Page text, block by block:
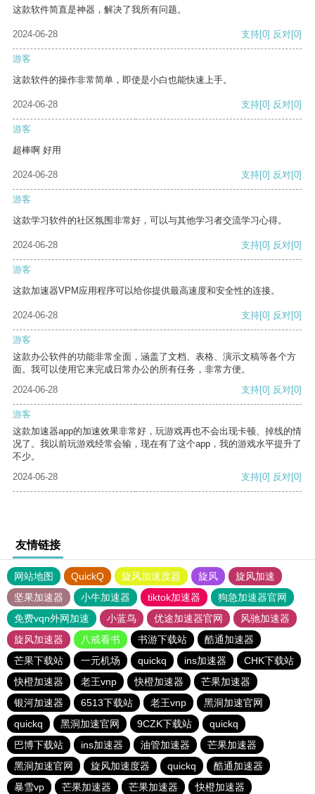
这款软件简直是神器，解决了我所有问题。
2024-06-28 支持[0] 反对[0]
游客
这款软件的操作非常简单，即使是小白也能快速上手。
2024-06-28 支持[0] 反对[0]
游客
超棒啊 好用
2024-06-28 支持[0] 反对[0]
游客
这款学习软件的社区氛围非常好，可以与其他学习者交流学习心得。
2024-06-28 支持[0] 反对[0]
游客
这款加速器VPM应用程序可以给你提供最高速度和安全性的连接。
2024-06-28 支持[0] 反对[0]
游客
这款办公软件的功能非常全面，涵盖了文档、表格、演示文稿等各个方
面。我可以使用它来完成日常办公的所有任务，非常方便。
2024-06-28
支持[0] 反对[0]
游客
这款加速器app的加速效果非常好，玩游戏再也不会出现卡顿、掉线的情
况了。我以前玩游戏经常会输，现在有了这个app，我的游戏水平提升了
不少。
2024-06-28
支持[0] 反对[0]
友情链接
网站地图 QuickQ 旋风加速度器 旋风
旋风加速
坚果加速器
小牛加速器 tiktok加速器
狗急加速器官网
免费vqn外网加速
小蓝鸟 优途加速器官网
风驰加速器
旋风加速器
八戒看书 书游下载站
酷通加速器
芒果下载站
一元机场 quickq ins加速器
CHK下载站
快橙加速器
老王vnp 快橙加速器
芒果加速器
银河加速器
6513下载站 老王vnp
黑洞加速官网
quickq
黑洞加速官网 9CZK下载站
quickq
巴博下载站
ins加速器 油管加速器
芒果加速器
黑洞加速官网
旋风加速度器 quickq
酷通加速器
暴雪vp
芒果加速器 芒果加速器 快橙加速器